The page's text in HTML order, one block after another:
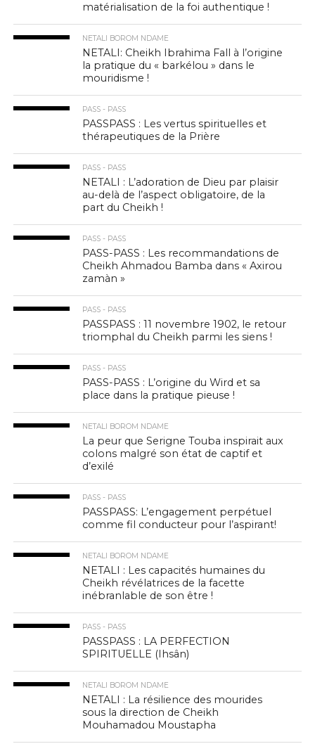
matérialisation de la foi authentique !
NETALI BOROM NDAME
NETALI: Cheikh Ibrahima Fall à l’origine
la pratique du « barkélou » dans le
mouridisme !
PASS - PASS
PASSPASS : Les vertus spirituelles et
thérapeutiques de la Prière
PASS - PASS
NETALI : L’adoration de Dieu par plaisir
au-delà de l’aspect obligatoire, de la
part du Cheikh !
PASS - PASS
PASS-PASS : Les recommandations de
Cheikh Ahmadou Bamba dans « Axirou
zamàn »
PASS - PASS
PASSPASS : 11 novembre 1902, le retour
triomphal du Cheikh parmi les siens !
PASS - PASS
PASS-PASS : L’origine du Wird et sa
place dans la pratique pieuse !
NETALI BOROM NDAME
La peur que Serigne Touba inspirait aux
colons malgré son état de captif et
d’exilé
PASS - PASS
PASSPASS: L’engagement perpétuel
comme fil conducteur pour l’aspirant!
NETALI BOROM NDAME
NETALI : Les capacités humaines du
Cheikh révélatrices de la facette
inébranlable de son être !
PASS - PASS
PASSPASS : LA PERFECTION
SPIRITUELLE (Ihsân)
NETALI BOROM NDAME
NETALI : La résilience des mourides
sous la direction de Cheikh
Mouhamadou Moustapha